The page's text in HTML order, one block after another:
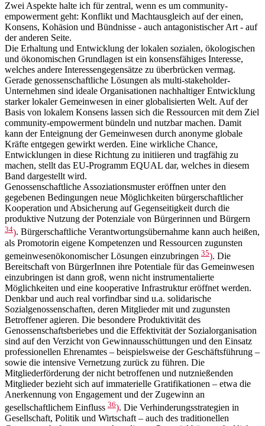
Zwei Aspekte halte ich für zentral, wenn es um community-
empowerment geht: Konflikt und Machtausgleich auf der einen,
Konsens, Kohäsion und Bündnisse - auch antagonistischer Art - auf
der anderen Seite.
Die Erhaltung und Entwicklung der lokalen sozialen, ökologischen
und ökonomischen Grundlagen ist ein konsensfähiges Interesse,
welches andere Interessengegensätze zu überbrücken vermag.
Gerade genossenschaftliche Lösungen als multi-stakeholder-
Unternehmen sind ideale Organisationen nachhaltiger Entwicklung
starker lokaler Gemeinwesen in einer globalisierten Welt. Auf der
Basis von lokalem Konsens lassen sich die Ressourcen mit dem Ziel
community-empowerment bündeln und nutzbar machen. Damit
kann der Enteignung der Gemeinwesen durch anonyme globale
Kräfte entgegen gewirkt werden. Eine wirkliche Chance,
Entwicklungen in diese Richtung zu initiieren und tragfähig zu
machen, stellt das EU-Programm EQUAL dar, welches in diesem
Band dargestellt wird.
Genossenschaftliche Assoziationsmuster eröffnen unter den
gegebenen Bedingungen neue Möglichkeiten bürgerschaftlicher
Kooperation und Absicherung auf Gegenseitigkeit durch die
produktive Nutzung der Potenziale von Bürgerinnen und Bürgern
34). Bürgerschaftliche Verantwortungsübernahme kann auch heißen,
als Promotorin eigene Kompetenzen und Ressourcen zugunsten
gemeinwesenökonomischer Lösungen einzubringen 35). Die
Bereitschaft von BürgerInnen ihre Potentiale für das Gemeinwesen
einzubringen ist dann groß, wenn nicht instrumentalierte
Möglichkeiten und eine kooperative Infrastruktur eröffnet werden.
Denkbar und auch real vorfindbar sind u.a. solidarische
Sozialgenossenschaften, deren Mitglieder mit und zugunsten
Betroffener agieren. Die besondere Produktivität des
Genossenschaftsberiebes und die Effektivität der Sozialorganisation
sind auf den Verzicht von Gewinnausschüttungen und den Einsatz
professionellen Ehrenamtes – beispielsweise der Geschäftsführung –
sowie die intensive Vernetzung zurück zu führen. Die
Mitgliederförderung der nicht betroffenen und nutznießenden
Mitglieder bezieht sich auf immaterielle Gratifikationen – etwa die
Anerkennung von Engagement und der Zugewinn an
gesellschaftlichem Einfluss 36). Die Verhinderungsstrategien in
Gesellschaft, Politik und Wirtschaft – auch des traditionellen